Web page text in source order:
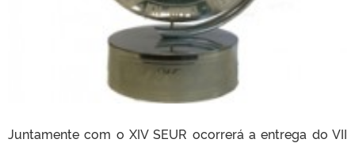
Juntamente com o XIV SEUR ocorrerá a entrega do VII